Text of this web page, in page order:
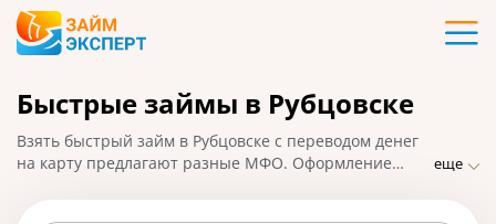
Карты
Кредиты
Ипотека
Быстрые займы в Рубцовске
Взять быстрый займ в Рубцовске с переводом денег
на карту предлагают разные МФО. Оформление
еще